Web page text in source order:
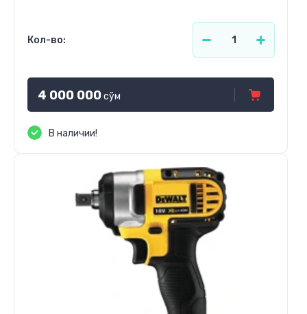
Кол-во:
4 000 000сўм
В наличии!